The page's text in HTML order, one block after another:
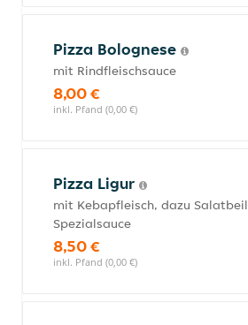
Pizza Bolognese
mit Rindfleischsauce
8,00 €
inkl. Pfand (0,00 €)
Pizza Ligur
mit Kebapfleisch, dazu
Spezialsauce
8,50 €
inkl. Pfand (0,00 €)